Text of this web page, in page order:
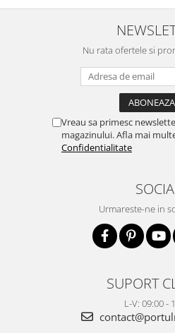
Nu rata ofertele si
Vreau sa primesc
magazinului. Afla mai
Confidentialitate
Urmareste-ne in
SUPORT
L-V: 09:00 -